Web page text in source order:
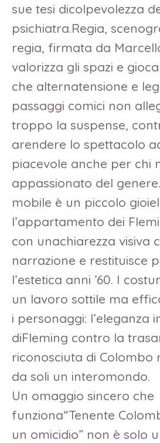
sue tesi dicolpevolezza
psichiatra.Regia,
regia, firmata da
valorizza gli spazi e
che alternatensione e
passaggi comici non
troppo la suspense,
arendere lo spettacolo
piacevole anche per chi
appassionato del
mobile è un piccolo
l’appartamento dei
con unachiarezza visiva
narrazione e restituisce
l’estetica anni ’60. I
un lavoro sottile ma
i personaggi: l’eleganza
diFleming contro la
riconosciuta di Colombo
da soli un interomondo.
Un omaggio sincero che
funziona“Tenente
un omicidio” non è solo